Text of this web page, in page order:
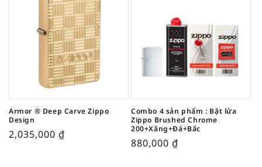
Armor ® Deep Carve Zippo
Design
2,035,000 ₫
Combo 4 sản phẩm : Bật lửa
Zippo Brushed Chrome
200+Xăng+Đá+Bấc
880,000 ₫